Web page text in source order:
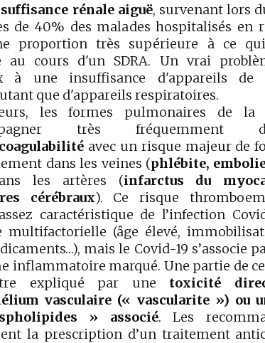
rénale aiguë, survenant lors
de 40% des malades hospitalisés en
proportion très supérieure à ce
au cours d'un SDRA. Un vrai
à une insuffisance d'appareils de
que d'appareils respiratoires.
les formes pulmonaires de la
très
avec un risque majeur de
dans les veines (phlébite,
les artères (infarctus du
cérébraux). Ce risque
caractéristique de l’infection
multifactorielle (âge élevé,
mais le Covid-19 s’associe
inflammatoire marqué. Une partie de
expliqué par une toxicité
vasculaire (« vascularite ») ou
» associé. Les
la prescription d’un traitement